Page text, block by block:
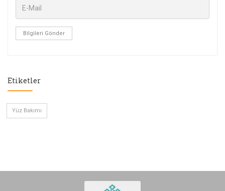
Bilgileri Gönder
Etiketler
Yüz Bakımı